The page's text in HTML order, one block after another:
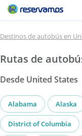
Destinos de autobús en
Rutas de
Desde United States
Alabama Alaska
District of Columbia